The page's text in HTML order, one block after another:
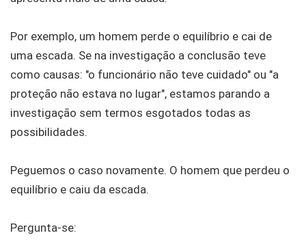
Por exemplo, um homem perde o equilíbrio e cai de
uma escada. Se na investigação a conclusão teve
como causas: "o funcionário não teve cuidado" ou "a
proteção não estava no lugar", estamos parando a
investigação sem termos esgotados todas as
possibilidades.
Peguemos o caso novamente. O homem que perdeu o
equilíbrio e caiu da escada.
Pergunta-se: